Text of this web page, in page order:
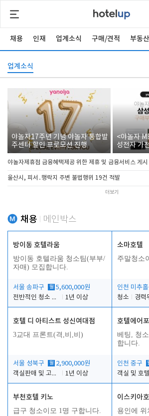
채용 인재 업계소식 구매/견적 부동산
업계소식
야놀자17주년 기념 야놀자 통합발
주센터 할인 프로모션 진행
<야놀자
성전자 가
야놀자제휴점 금융혜택제공 위한 제휴 및 금융서비스 게시
울산시, 피서․행락지 주변 불법행위 19건 적발
더보기
채용 메인박스
방이동 호텔라움
방이동 호텔라움 청소팀(부부/
자매) 모집합니다.
서울 송파구 월 5,600,000원
전반적인 청소 업무(객실청소.객실정리)
1년 이상
소마호텔
주말청소
인천 미추
청소
경력
호텔 디 아티스트 성신여대점
3교대 프론트(격,비,비)
서울 성북구 월 2,900,000원
객실판매 및 고객응대
1년 이상
호텔에어
베팅, 청
합니다.
인천 중구
객실 및 호
부천호텔 키노
급구 청소이모 1명 구합니다.
이스키아
용인에 위